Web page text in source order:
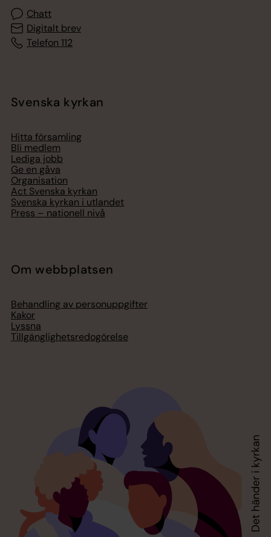
Chatt
Digitalt brev
Telefon 112
Svenska kyrkan
Hitta församling
Bli medlem
Lediga jobb
Ge en gåva
Organisation
Act Svenska kyrkan
Svenska kyrkan i utlandet
Press – nationell nivå
Om webbplatsen
Behandling av personuppgifter
Kakor
Lyssna
Tillgänglighetsredogörelse